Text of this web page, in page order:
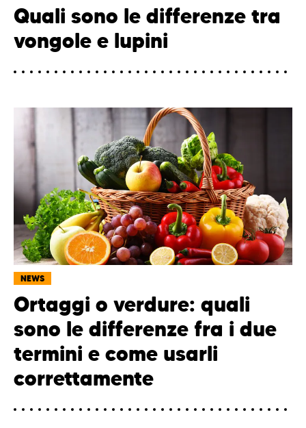
Quali sono le differenze tra
vongole e lupini
NEWS
Ortaggi o verdure: quali
sono le differenze fra i due
termini e come usarli
correttamente